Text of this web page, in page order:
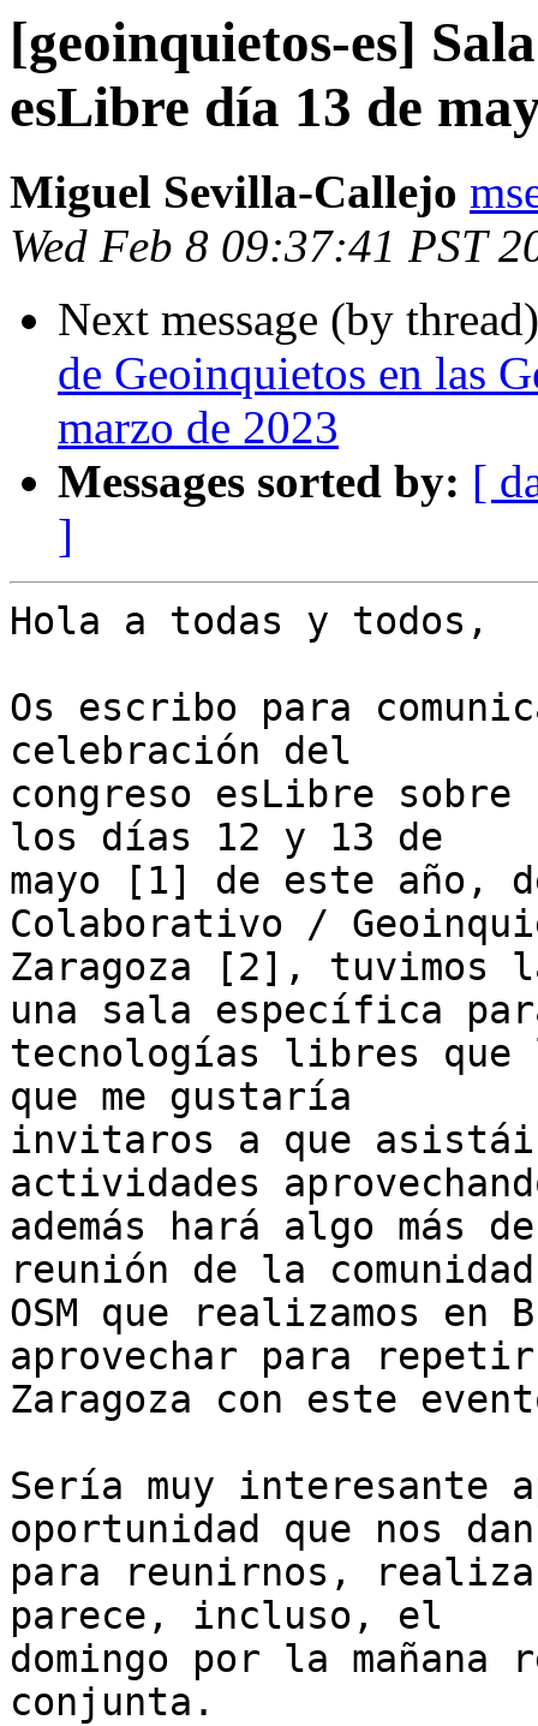
[geoinquietos-es]
esLibre día 13 de
Miguel Sevilla-Callejo
Wed Feb 8 09:37:41 PST
Next message (by
de Geoinquietos en las
marzo de 2023
Messages sorted by: [
]
Hola a todas y todos,
Os escribo para
celebración del
congreso esLibre
los días 12 y 13 de
mayo [1] de este año,
Colaborativo /
Zaragoza [2], tuvimos
una sala específica
tecnologías libres
que me gustaría
invitaros a que
actividades
además hará algo más
reunión de la
OSM que realizamos en
aprovechar para
Zaragoza con este
Sería muy interesante
oportunidad que nos
para reunirnos,
parece, incluso, el
domingo por la
conjunta.